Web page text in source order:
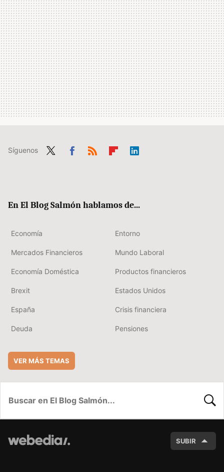
Síguenos
En El Blog Salmón hablamos de...
Economía Entorno
Mercados Financieros Mundo Laboral
Economía Doméstica Productos financieros
Brexit Estados Unidos
España Crisis financiera
Deuda Pensiones
VER MÁS TEMAS
SUBIR